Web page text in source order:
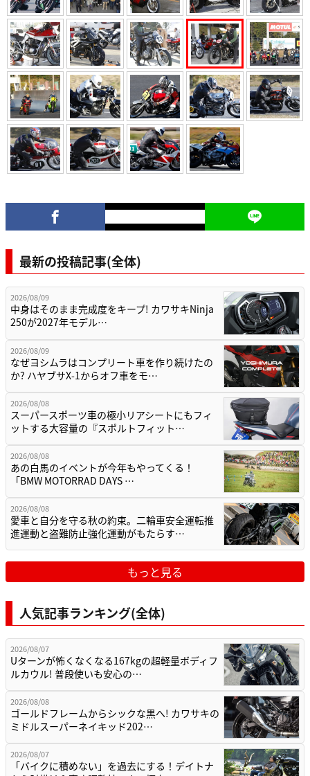
最新の投稿記事(全体)
2026/08/09
中身はそのまま完成度をキープ! カワサキNinja
250が2027年モデル…
2026/08/09
なぜヨシムラはコンプリート車を作り続けたの
か? ハヤブサX-1からオフ車をモ…
2026/08/08
スーパースポーツ車の極小リアシートにもフィ
ットする大容量の『スポルトフィット…
2026/08/08
あの白馬のイベントが今年もやってくる！
「BMW MOTORRAD DAYS …
2026/08/08
愛車と自分を守る秋の約束。二輪車安全運転推
進運動と盗難防止強化運動がもたらす…
もっと見る
人気記事ランキング(全体)
2026/08/07
Uターンが怖くなくなる167kgの超軽量ボディフ
ルカウル! 普段使いも安心の…
2026/08/08
ゴールドフレームからシックな黒へ! カワサキの
ミドルスーパーネイキッド202…
2026/08/07
「バイクに積めない」を過去にする！デイトナ